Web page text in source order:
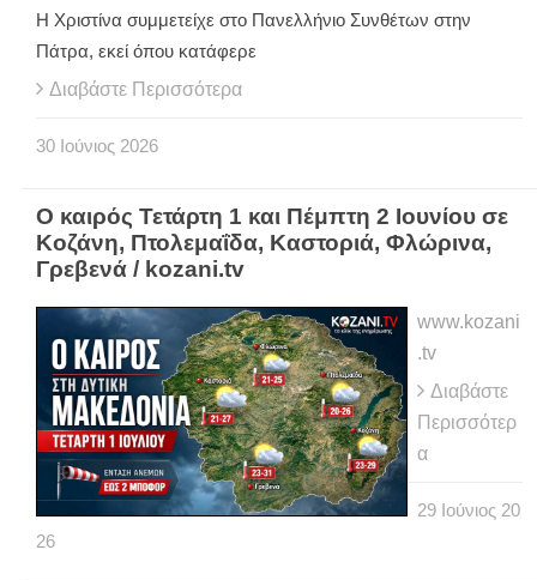
Η Χριστίνα συμμετείχε στο Πανελλήνιο Συνθέτων στην
Πάτρα, εκεί όπου κατάφερε
Διαβάστε Περισσότερα
30 Ιούνιος 2026
Ο καιρός Τετάρτη 1 και Πέμπτη 2 Ιουνίου σε
Κοζάνη, Πτολεμαΐδα, Καστοριά, Φλώρινα,
Γρεβενά / kozani.tv
www.kozani
.tv
Διαβάστε
Περισσότερ
α
29 Ιούνιος 20
26